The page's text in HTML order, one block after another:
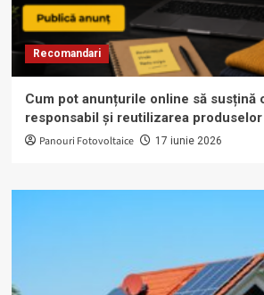
Recomandari
Cum pot anunțurile online să susțină
responsabil și reutilizarea produselor
Panouri Fotovoltaice 17 iunie 2026